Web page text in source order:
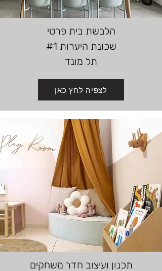
הלבשת בית פרטי
שכונת היערות #1
תל מונד
לצפיה לחץ כאן
תכנון ועיצוב חדר משחקים